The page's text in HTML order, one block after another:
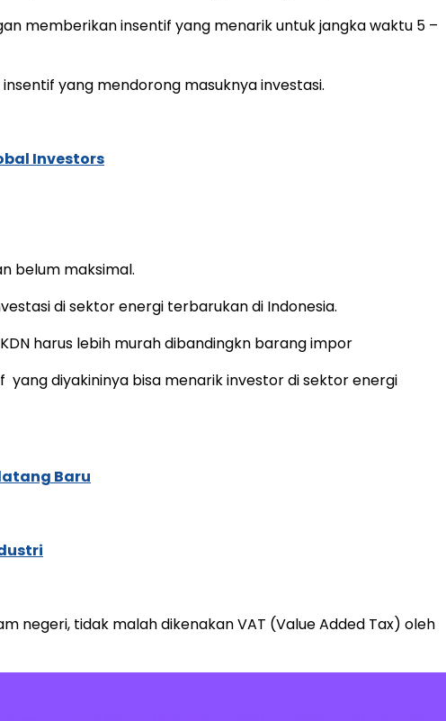
memberikan insentif yang menarik untuk jangka waktu 5 –
yang mendorong masuknya investasi.
Investors
belum maksimal.
di sektor energi terbarukan di Indonesia.
harus lebih murah dibandingkn barang impor
yang diyakininya bisa menarik investor di sektor energi
Baru
negeri, tidak malah dikenakan VAT (Value Added Tax) oleh